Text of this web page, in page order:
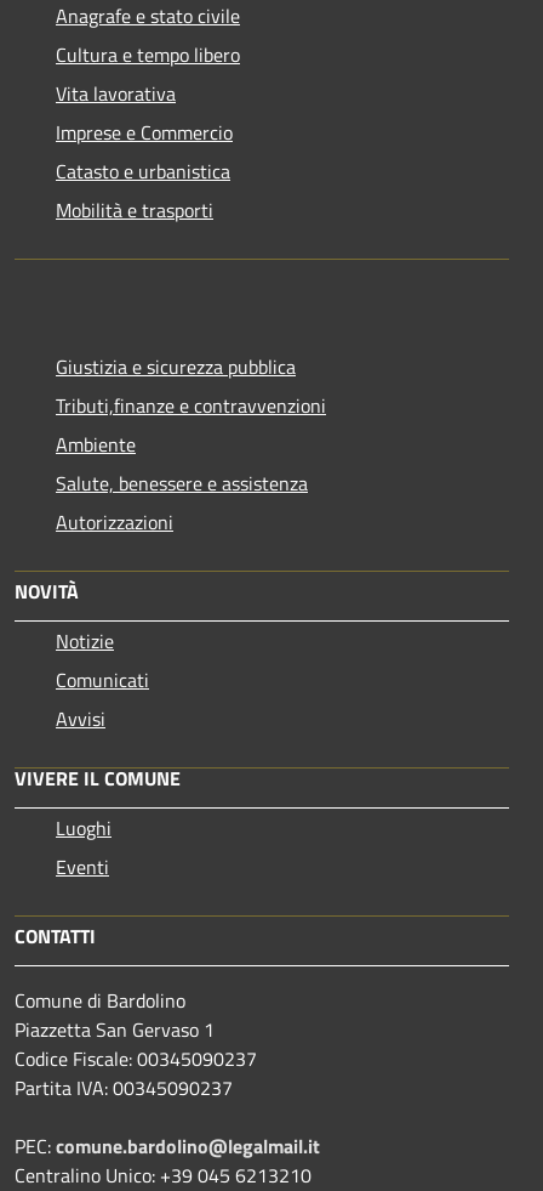
Anagrafe e stato civile
Cultura e tempo libero
Vita lavorativa
Imprese e Commercio
Catasto e urbanistica
Mobilità e trasporti
Giustizia e sicurezza pubblica
Tributi,finanze e contravvenzioni
Ambiente
Salute, benessere e assistenza
Autorizzazioni
NOVITÀ
Notizie
Comunicati
Avvisi
VIVERE IL COMUNE
Luoghi
Eventi
CONTATTI
Comune di Bardolino
Piazzetta San Gervaso 1
Codice Fiscale: 00345090237
Partita IVA: 00345090237
PEC:comune.bardolino@legalmail.it
Centralino Unico: +39 045 6213210